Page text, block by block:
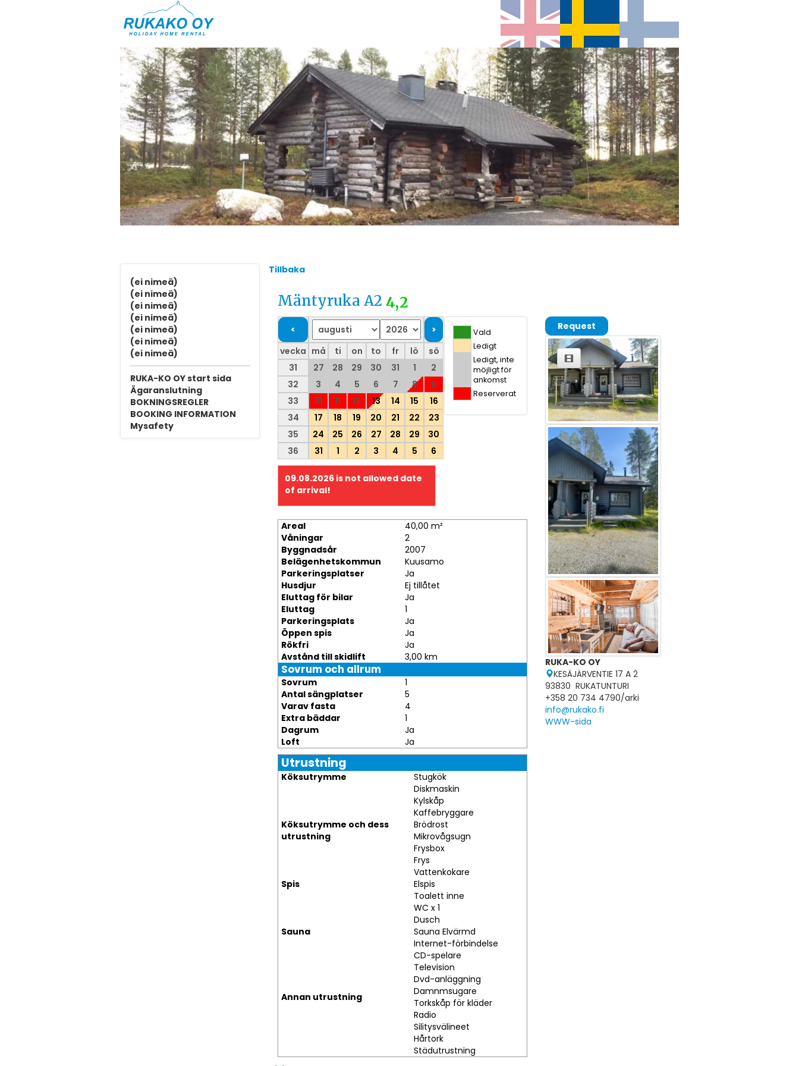
(ei nimeä)
(ei nimeä)
(ei nimeä)
(ei nimeä)
(ei nimeä)
(ei nimeä)
(ei nimeä)
RUKA-KO OY start sida
Ägaranslutning
BOKNINGSREGLER
BOOKING INFORMATION
Mysafety
Tillbaka
Mäntyruka A2 4,2
RUKA-KO OY
KESÄJÄRVENTIE 17 A 2
93830 RUKATUNTURI
+358 20 734 4790/arki
info@rukako.fi
WWW-sida
Vald
Ledigt
Ledigt, inte
möjligt för
ankomst
Reserverat
vecka må ti on to fr lö
sö
31
27 28 29 30 31 1
2
32
3 4 5 6 7 8
9
33
10 11 12 13 14 15
16
34
17 18 19 20 21 22
23
35
24 25 26 27 28 29
30
36
31 1 2 3 4 5 6
09.08.2026 is not allowed date
of arrival!
Areal
40,00 m²
Våningar
2
Byggnadsår
2007
Belägenhetskommun
Kuusamo
Parkeringsplatser
Ja
Husdjur
Ej tillåtet
Eluttag för bilar
Ja
Eluttag
1
Parkeringsplats
Ja
Öppen spis
Ja
Rökfri
Ja
Avstånd till skidlift
3,00 km
Sovrum och allrum
Sovrum
1
Antal sängplatser
5
Varav fasta
4
Extra bäddar
1
Dagrum
Ja
Loft
Ja
Utrustning
Köksutrymme Stugkök
Köksutrymme och dess
utrustning
Diskmaskin
Kylskåp
Kaffebryggare
Brödrost
Mikrovågsugn
Frysbox
Frys
Vattenkokare
Spis
Elspis
Toalett inne
WC x 1
Dusch
Sauna
Sauna Elvärmd
Annan utrustning
Internet-förbindelse
CD-spelare
Television
Dvd-anläggning
Damnmsugare
Torkskåp för kläder
Radio
Silitysvälineet
Hårtork
Städutrustning